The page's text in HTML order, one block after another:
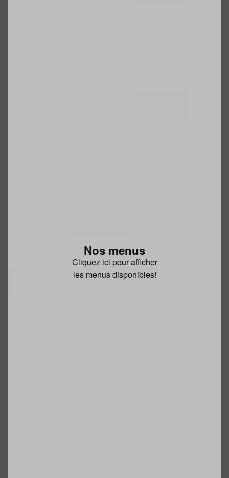
Nos menus
Cliquez ici pour afficher
les menus disponibles!